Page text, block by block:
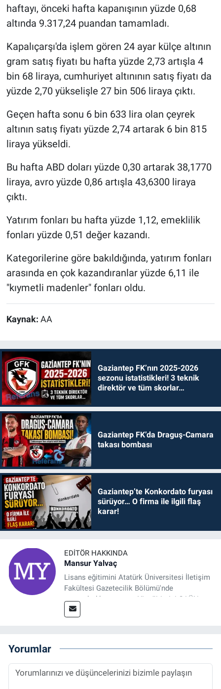
haftayı, önceki hafta kapanışının yüzde 0,68
altında 9.317,24 puandan tamamladı.
Kapalıçarşı'da işlem gören 24 ayar külçe altının
gram satış fiyatı bu hafta yüzde 2,73 artışla 4
bin 68 liraya, cumhuriyet altınının satış fiyatı da
yüzde 2,70 yükselişle 27 bin 506 liraya çıktı.
Geçen hafta sonu 6 bin 633 lira olan çeyrek
altının satış fiyatı yüzde 2,74 artarak 6 bin 815
liraya yükseldi.
Bu hafta ABD doları yüzde 0,30 artarak 38,1770
liraya, avro yüzde 0,86 artışla 43,6300 liraya
çıktı.
Yatırım fonları bu hafta yüzde 1,12, emeklilik
fonları yüzde 0,51 değer kazandı.
Kategorilerine göre bakıldığında, yatırım fonları
arasında en çok kazandıranlar yüzde 6,11 ile
"kıymetli madenler" fonları oldu.
Kaynak: AA
Gaziantep FK’nın 2025-2026
sezonu istatistikleri! 3 teknik
direktör ve tüm skorlar…
Gaziantep FK’da Draguş-Camara
takası bombası
Gaziantep’te Konkordato furyası
sürüyor… O firma ile ilgili flaş
karar!
EDITÖR HAKKINDA
Mansur Yalvaç
Lisans eğitimini Atatürk Üniversitesi İletişim
Fakültesi Gazetecilik Bölümü'nde
tamamladıktan sonra, YL eğitimini GAÜN
Sosyal Bilimler Enstitüsü'nde İletişim ve T. D.
Spor, Sağlık ve Ekonomi Editörü olarak
sürdürmektedir.
Yorumlar